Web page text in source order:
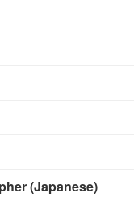
(Japanese)